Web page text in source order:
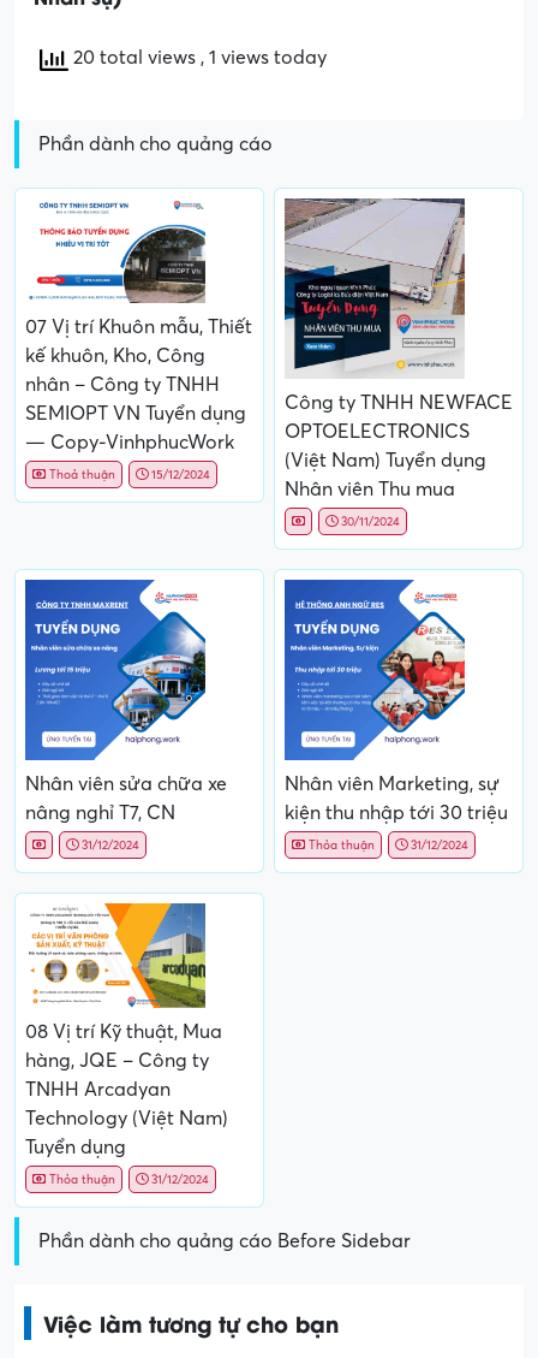
20 total views , 1 views today
Phần dành cho quảng cáo
07 Vị trí Khuôn mẫu, Thiết
kế khuôn, Kho, Công
nhân – Công ty TNHH
SEMIOPT VN Tuyển dụng
— Copy-VinhphucWork
Thoả thuận 15/12/2024
Công ty TNHH NEWFACE
OPTOELECTRONICS
(Việt Nam) Tuyển dụng
Nhân viên Thu mua
30/11/2024
Nhân viên sửa chữa xe
nâng nghỉ T7, CN
31/12/2024
Nhân viên Marketing, sự
kiện thu nhập tới 30 triệu
Thỏa thuận 31/12/2024
08 Vị trí Kỹ thuật, Mua
hàng, JQE – Công ty
TNHH Arcadyan
Technology (Việt Nam)
Tuyển dụng
Thỏa thuận 31/12/2024
Phần dành cho quảng cáo Before Sidebar
Việc làm tương tự cho bạn